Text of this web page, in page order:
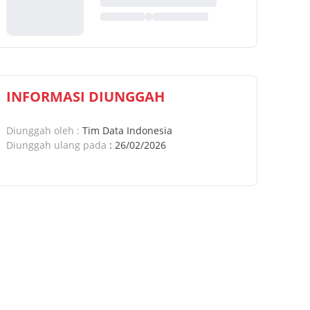
INFORMASI DIUNGGAH
Diunggah oleh : Tim Data Indonesia
Diunggah ulang pada : 26/02/2026